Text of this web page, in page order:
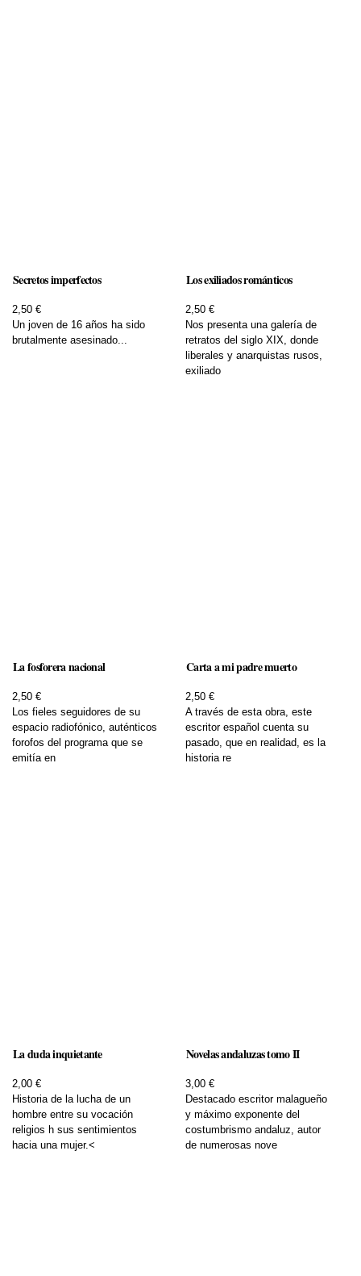
Secretos imperfectos
2,50 €
Un joven de 16 años ha sido
brutalmente asesinado...
Los exiliados románticos
2,50 €
Nos presenta una galería de
retratos del siglo XIX, donde
liberales y anarquistas rusos,
exiliado
La fosforera nacional
2,50 €
Los fieles seguidores de su
espacio radiofónico, auténticos
forofos del programa que se
emitía en
Carta a mi padre muerto
2,50 €
A través de esta obra, este
escritor español cuenta su
pasado, que en realidad, es la
historia re
La duda inquietante
2,00 €
Historia de la lucha de un
hombre entre su vocación
religios h sus sentimientos
hacia una mujer.<
Novelas andaluzas tomo II
3,00 €
Destacado escritor malagueño
y máximo exponente del
costumbrismo andaluz, autor
de numerosas nove